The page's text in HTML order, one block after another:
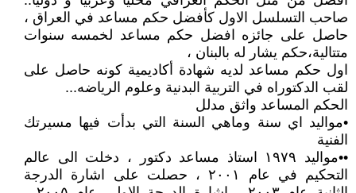
صاحب التسلسل الاول كأفضل حكم مساعد في العراق ،
حاصل على جائزه افضل حكم مساعد لخمسه سنوات
متتالية،حكم يشار له بالبنان ،
اول حكم مساعد لديه شهادة أكاديمية كونه حاصل على
لقب الدكتوراه في التربية البدنية وعلوم الرياضه...
الحكم المساعد واثق مدلل
•مواليد اي سنة وماهي السنة التي بدأت فيها مسيرتك
الفنية
••مواليد ١٩٧٩ استاذ مساعد دكتور ، دخلت الى عالم
التحكيم في عام ٢٠٠١ ، حصلت على اشارة الدرجة